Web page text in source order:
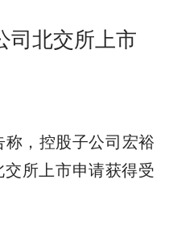
司北交所上市
，控股子公司宏裕
所上市申请获得受